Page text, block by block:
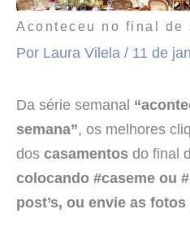
Aconteceu no final de
Por Laura Vilela / 11 de
Da série semanal
semana”, os melhores
dos casamentos do final
colocando #caseme ou
post’s, ou envie as